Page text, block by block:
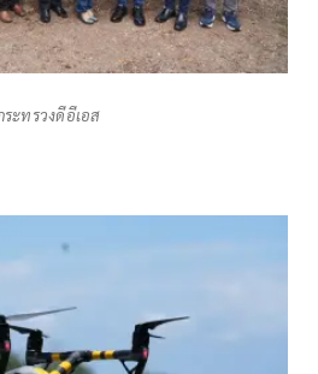
ระทรวงดีอีเอส